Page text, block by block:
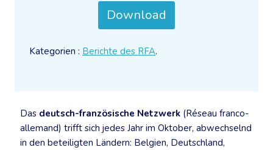
Das deutsch-französische Netzwerk (Réseau franco-
allemand) trifft sich jedes Jahr im Oktober, abwechselnd
in den beteiligten Ländern: Belgien, Deutschland,
Download
Kategorien : Berichte des RFA.